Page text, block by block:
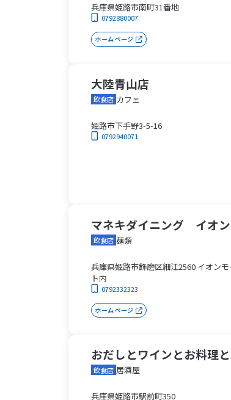
兵庫県姫路市南町31番地
0792880007
ホームページ
大陸青山店
飲食店 カフェ
姫路市下手野3-5-16
0792940071
マネキダイニング イオ
飲食店 麺類
兵庫県姫路市飾磨区細江2560 イオン
ト内
0792332323
ホームページ
おだしとワインとお料理
飲食店 居酒屋
兵庫県姫路市駅前町350